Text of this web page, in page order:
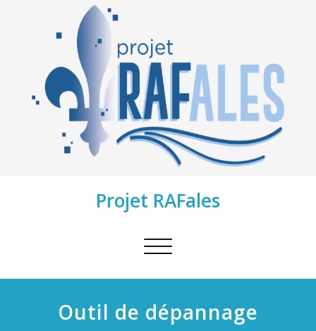
Projet RAFales
Afficher/masquer
navigation
Outil de dépannage